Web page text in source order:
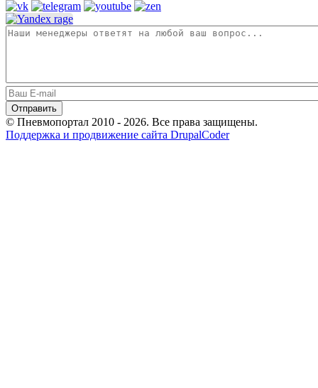
© Пневмопортал 2010 - 2026. Все права защищены.
Поддержка и продвижение сайта DrupalCoder